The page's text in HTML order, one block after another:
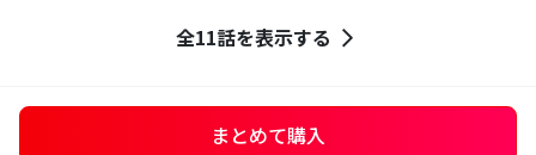
全11話を表示する
まとめて購入